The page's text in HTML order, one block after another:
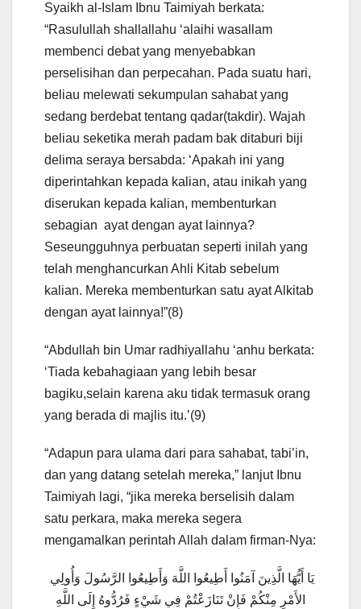
Syaikh al-Islam Ibnu Taimiyah berkata:
“Rasulullah shallallahu ‘alaihi wasallam
membenci debat yang menyebabkan
perselisihan dan perpecahan. Pada suatu hari,
beliau melewati sekumpulan sahabat yang
sedang berdebat tentang qadar(takdir). Wajah
beliau seketika merah padam bak ditaburi biji
delima seraya bersabda: ‘Apakah ini yang
diperintahkan kepada kalian, atau inikah yang
diserukan kepada kalian, membenturkan
sebagian ayat dengan ayat lainnya?
Seseungguhnya perbuatan seperti inilah yang
telah menghancurkan Ahli Kitab sebelum
kalian. Mereka membenturkan satu ayat Alkitab
dengan ayat lainnya!”(8)
“Abdullah bin Umar radhiyallahu ‘anhu berkata:
‘Tiada kebahagiaan yang lebih besar
bagiku,selain karena aku tidak termasuk orang
yang berada di majlis itu.’(9)
“Adapun para ulama dari para sahabat, tabi’in,
dan yang datang setelah mereka,” lanjut Ibnu
Taimiyah lagi, “jika mereka berselisih dalam
satu perkara, maka mereka segera
mengamalkan perintah Allah dalam firman-Nya:
الأَمْرِ مِنْكُمْ فَإِنْ تَنَازَعْتُمْ فِي شَيْءٍ فَرُدُّوهُ إِلَى اللَّهِ